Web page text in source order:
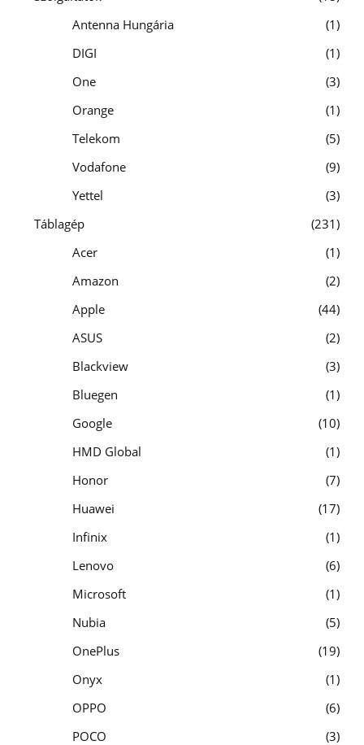
Antenna Hungária
1
DIGI
1
One
3
Orange
1
Telekom
5
Vodafone
9
Yettel
3
Táblagép
231
Acer
1
Amazon
2
Apple
44
ASUS
2
Blackview
3
Bluegen
1
Google
10
HMD Global
1
Honor
7
Huawei
17
Infinix
1
Lenovo
6
Microsoft
1
Nubia
5
OnePlus
19
Onyx
1
OPPO
6
POCO
3